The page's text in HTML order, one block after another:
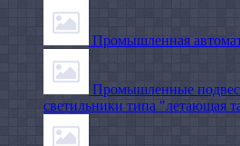
Промышленная
Промышленные
светильники типа "летающая